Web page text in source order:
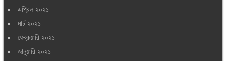
এপ্রিল ২০২১
মার্চ ২০২১
ফেব্রুয়ারি ২০২১
জানুয়ারি ২০২১